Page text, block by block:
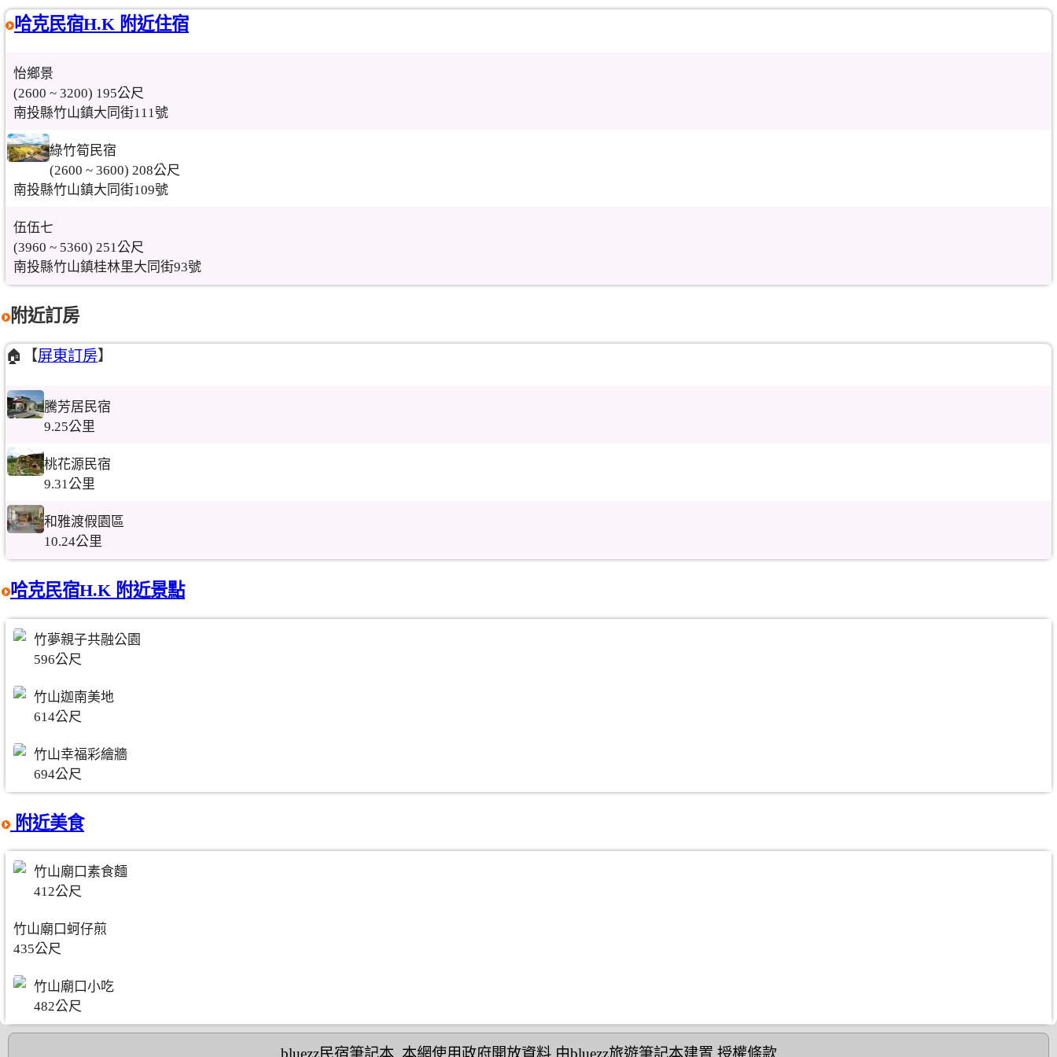
哈克民宿H.K 附近住宿
怡鄉景
(2600 ~ 3200) 195公尺
南投縣竹山鎮大同街111號
綠竹筍民宿
(2600 ~ 3600) 208公尺
南投縣竹山鎮大同街109號
伍伍七
(3960 ~ 5360) 251公尺
南投縣竹山鎮桂林里大同街93號
附近訂房
🏠【屏東訂房】
騰芳居民宿
9.25公里
桃花源民宿
9.31公里
和雅渡假園區
10.24公里
哈克民宿H.K 附近景點
竹夢親子共融公園
596公尺
竹山迦南美地
614公尺
竹山幸福彩繪牆
694公尺
附近美食
竹山廟口素食麵
412公尺
竹山廟口蚵仔煎
435公尺
竹山廟口小吃
482公尺